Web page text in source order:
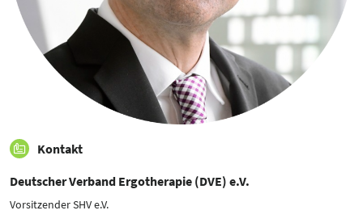
Kontakt
Deutscher Verband Ergotherapie (DVE) e.V.
Vorsitzender SHV e.V.